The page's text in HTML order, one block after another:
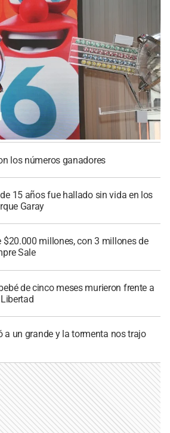
los números ganadores
15 años fue hallado sin vida en los
Garay
$20.000 millones, con 3 millones de
Sale
de cinco meses murieron frente a
a un grande y la tormenta nos trajo